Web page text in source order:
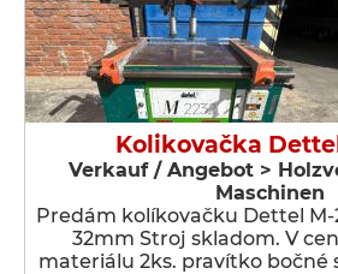
Kolikovačka
Verkauf / Angebot >
Maschinen
Predám kolíkovačku Dettel M-
32mm Stroj skladom. V
materiálu 2ks. pravítko bočné